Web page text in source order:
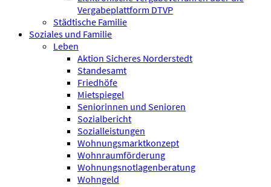
Vergabeplattform DTVP
Städtische Familie
Soziales und Familie
Leben
Aktion Sicheres Norderstedt
Standesamt
Friedhöfe
Mietspiegel
Seniorinnen und Senioren
Sozialbericht
Sozialleistungen
Wohnungsmarktkonzept
Wohnraumförderung
Wohnungsnotlagenberatung
Wohngeld